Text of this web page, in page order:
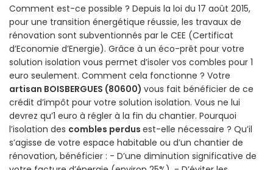
Comment est-ce possible ? Depuis la loi du 17 août 2015,
pour une transition énergétique réussie, les travaux de
rénovation sont subventionnés par le CEE (Certificat
d’Economie d’Energie). Grâce à un éco-prêt pour votre
solution isolation vous permet d’isoler vos combles pour 1
euro seulement. Comment cela fonctionne ? Votre
artisan BOISBERGUES (80600) vous fait bénéficier de ce
crédit d’impôt pour votre solution isolation. Vous ne lui
devrez qu’1 euro à régler à la fin du chantier. Pourquoi
l’isolation des combles perdus est-elle nécessaire ? Qu’il
s’agisse de votre espace habitable ou d’un chantier de
rénovation, bénéficier : - D’une diminution significative de